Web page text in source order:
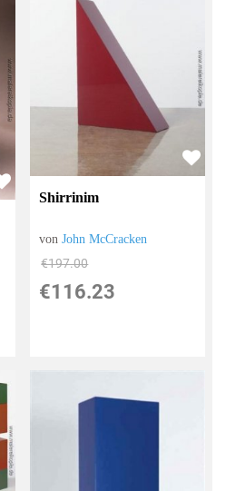
Shirrinim
vonJohn McCracken
€197.00
€116.23